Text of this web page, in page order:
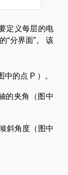
定义每层的电
“分界面”。 该
的点 P ）。
的夹角（图中
斜角度（图中